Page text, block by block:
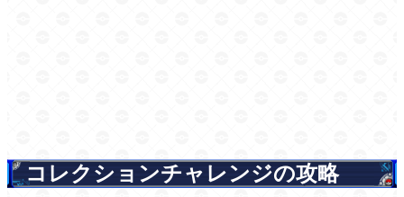
コレクションチャレンジの攻略